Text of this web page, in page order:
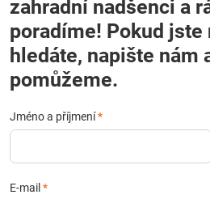
zahradní nadšenci a
poradíme! Pokud jste
hledáte, napište nám
pomůžeme.
Jméno a příjmení*
E-mail *